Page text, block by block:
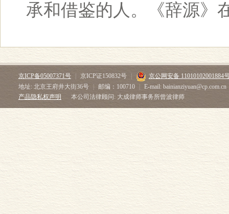
承和借鉴的人。《辞源》
京ICP备05007371号 京ICP证150832号
京公网安备 11010102001884
地址: 北京王府井大街36号
邮编：100710
E-mail: bainianziyuan@cp.com.cn
产品隐私权声明
本公司法律顾问: 大成律师事务所曾波律师